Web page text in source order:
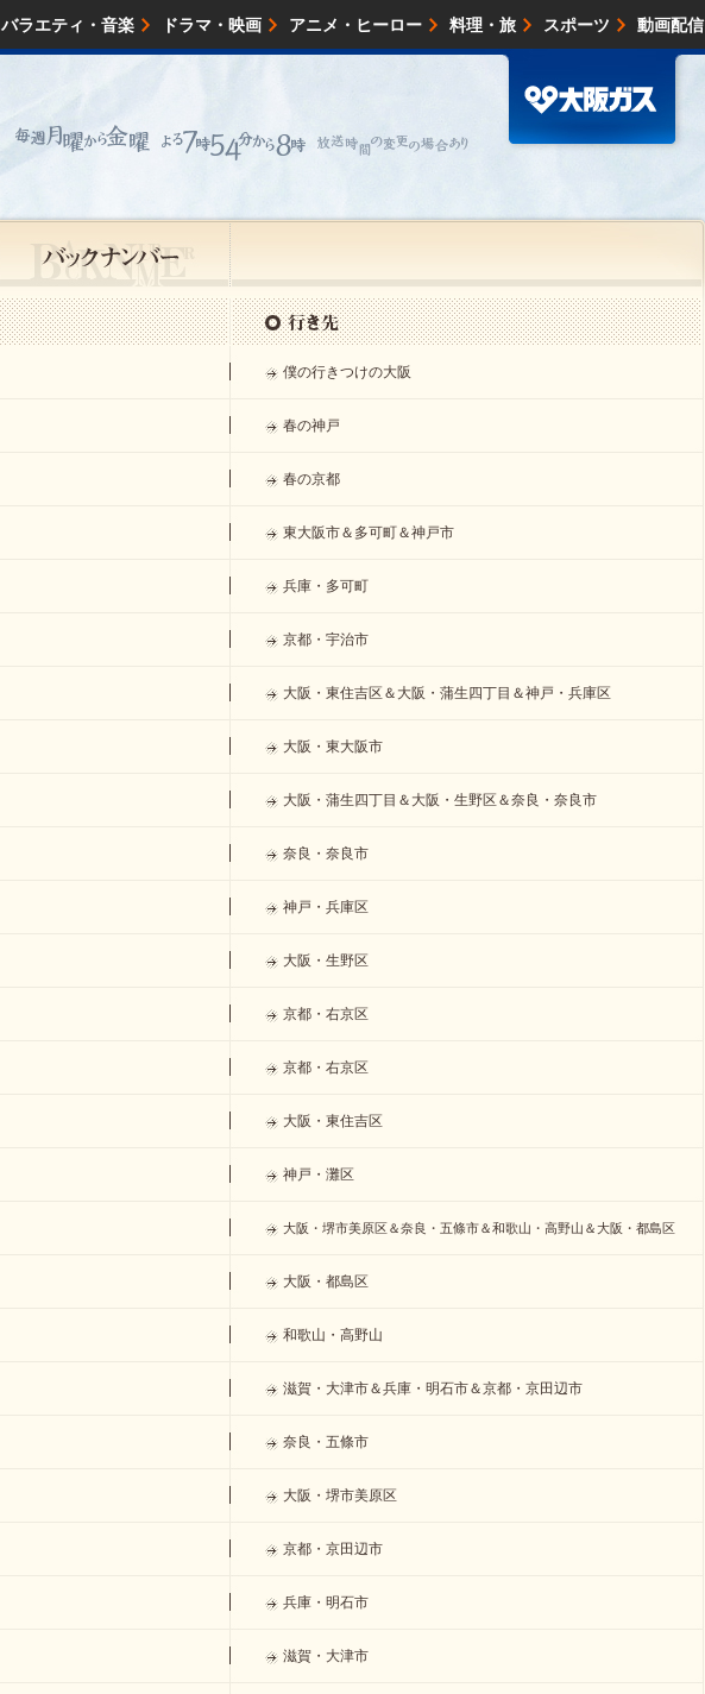
バラエティ・音楽 ドラマ・映画 アニメ・ヒーロー 料理・旅 スポーツ 動画配信
僕の行きつけの大阪
春の神戸
春の京都
東大阪市＆多可町＆神戸市
兵庫・多可町
京都・宇治市
大阪・東住吉区＆大阪・蒲生四丁目＆神戸・兵庫区
大阪・東大阪市
大阪・蒲生四丁目＆大阪・生野区＆奈良・奈良市
奈良・奈良市
神戸・兵庫区
大阪・生野区
京都・右京区
京都・右京区
大阪・東住吉区
神戸・灘区
大阪・堺市美原区＆奈良・五條市＆和歌山・高野山＆大阪・都島区
大阪・都島区
和歌山・高野山
滋賀・大津市＆兵庫・明石市＆京都・京田辺市
奈良・五條市
大阪・堺市美原区
京都・京田辺市
兵庫・明石市
滋賀・大津市